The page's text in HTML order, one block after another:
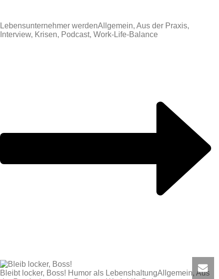
Lebensunternehmer werdenAllgemein, Aus der Praxis,
Interview, Krisen, Podcast, Work-Life-Balance
Bleibt locker, Boss! Humor als LebenshaltungAllgemein, Aus